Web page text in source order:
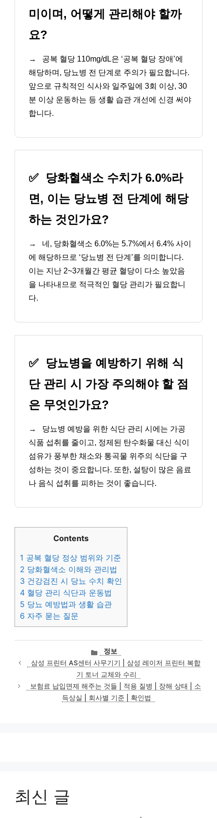
미이며, 어떻게 관리해야 할까
요?
→
공복 혈당 110mg/dL은 ‘공복 혈당 장애’에
해당하며, 당뇨병 전 단계로 주의가 필요합니다.
앞으로 규칙적인 식사와 일주일에 3회 이상, 30
분 이상 운동하는 등 생활 습관 개선에 신경 써야
합니다.
✅
당화혈색소 수치가 6.0%라
면, 이는 당뇨병 전 단계에 해당
하는 것인가요?
→
네, 당화혈색소 6.0%는 5.7%에서 6.4% 사이
에 해당하므로 ‘당뇨병 전 단계’를 의미합니다.
이는 지난 2~3개월간 평균 혈당이 다소 높았음
을 나타내므로 적극적인 혈당 관리가 필요합니
다.
✅
당뇨병을 예방하기 위해 식
단 관리 시 가장 주의해야 할 점
은 무엇인가요?
→
당뇨병 예방을 위한 식단 관리 시에는 가공
식품 섭취를 줄이고, 정제된 탄수화물 대신 식이
섬유가 풍부한 채소와 통곡물 위주의 식단을 구
성하는 것이 중요합니다. 또한, 설탕이 많은 음료
나 음식 섭취를 피하는 것이 좋습니다.
Contents
1 공복 혈당 정상 범위와 기준
2 당화혈색소 이해와 관리법
3 건강검진 시 당뇨 수치 확인
4 혈당 관리 식단과 운동법
5 당뇨 예방법과 생활 습관
6 자주 묻는 질문
카
테
고
리
정보
삼성 프린터 AS센터 사무기기 | 삼성 레이저 프린터 복합
기 토너 교체와 수리
보험료 납입면제 해주는 것들 | 적용 질병 | 장해 상태 | 소
득상실 | 회사별 기준 | 확인법
최신 글